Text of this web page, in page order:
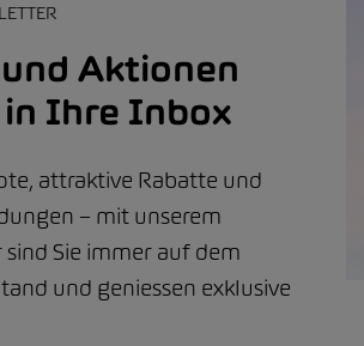
Aktionen
Ihre Inbox
attraktive Rabatte und
– mit unserem
Sie immer auf dem
und geniessen exklusive